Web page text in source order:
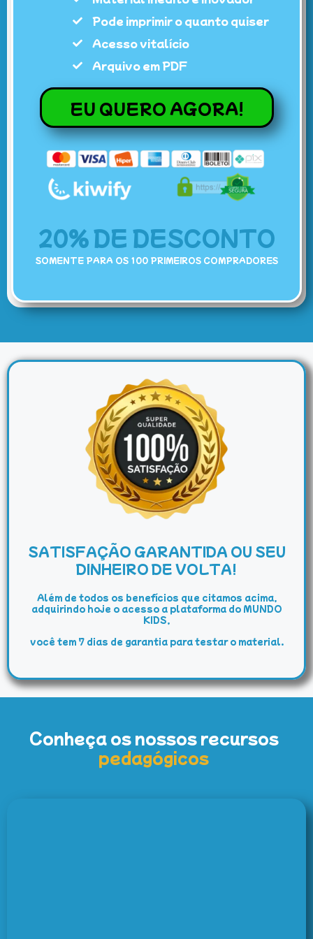
Pode imprimir o quanto quiser
Acesso vitalício
Arquivo em PDF
EU QUERO AGORA!
20% DE DESCONTO
SOMENTE PARA OS 100 PRIMEIROS COMPRADORES
SATISFAÇÃO GARANTIDA OU SEU
DINHEIRO DE VOLTA!
Além de todos os benefícios que citamos acima,
adquirindo hoje o acesso a plataforma do MUNDO
KIDS,
você tem 7 dias de garantia para testar o material.
Conheça os nossos recursos
pedagógicos